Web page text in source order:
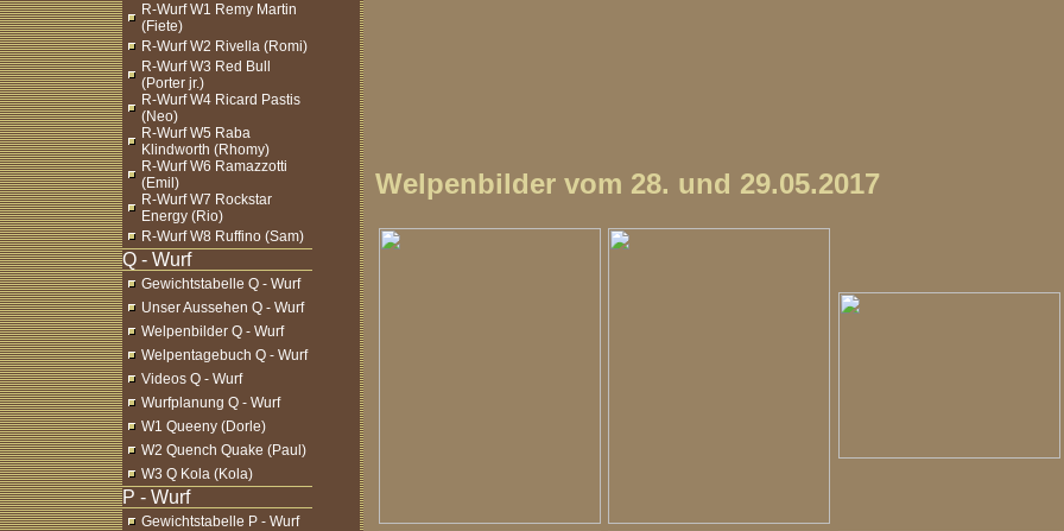
R-Wurf W1 Remy Martin
(Fiete)
R-Wurf W2 Rivella (Romi)
R-Wurf W3 Red Bull
(Porter jr.)
R-Wurf W4 Ricard Pastis
(Neo)
R-Wurf W5 Raba
Klindworth (Rhomy)
R-Wurf W6 Ramazzotti
(Emil)
R-Wurf W7 Rockstar
Energy (Rio)
R-Wurf W8 Ruffino (Sam)
Gewichtstabelle Q - Wurf
Unser Aussehen Q - Wurf
Welpenbilder Q - Wurf
Welpentagebuch Q - Wurf
Videos Q - Wurf
Wurfplanung Q - Wurf
W1 Queeny (Dorle)
W2 Quench Quake (Paul)
W3 Q Kola (Kola)
Gewichtstabelle P - Wurf
Welpenbilder vom 28. und 29.05.2017